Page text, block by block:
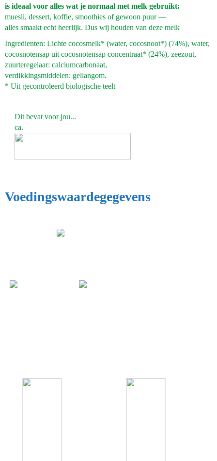
is ideaal voor alles wat je normaal met melk gebruikt:
muesli, dessert, koffie, smoothies of gewoon puur —
alles smaakt echt heerlijk. Dus wij houden van deze melk
Ingredienten: Lichte cocosmelk* (water, cocosnoot*) (74%), water,
cocosnotensap uit cocosnotensap concentraat* (24%), zeezout,
zuurteregelaar: calciumcarbonaat,
verdikkingsmiddelen: gellangom.
* Uit gecontroleerd biologische teelt
Dit bevat voor jou...
ca.
Voedingswaardegegevens